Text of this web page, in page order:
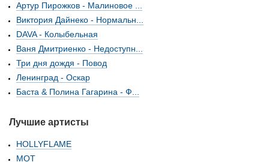
Артур Пирожков - Малиновое ...
Виктория Дайнеко - Нормальн...
DAVA - Колыбельная
Ваня Дмитриенко - Недоступн...
Три дня дождя - Повод
Ленинград - Оскар
Баста & Полина Гагарина - Ф...
Лучшие артисты
HOLLYFLAME
МОТ